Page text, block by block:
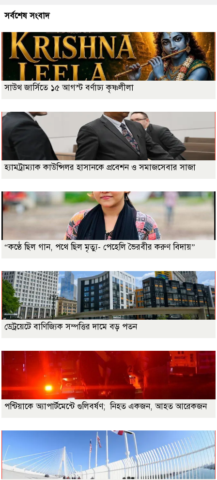
সর্বশেষ সংবাদ
সাউথ জার্সিতে ১৫ আগস্ট বর্ণাঢ্য কৃষ্ণলীলা
হ্যামট্রাম্যাক কাউন্সিলর হাসানকে প্রবেশন ও সমাজসেবার সাজা
“কণ্ঠে ছিল গান, পথে ছিল মৃত্যু- পেহেলি ভৈরবীর করুণ বিদায়”
ডেট্রয়েটে বাণিজ্যিক সম্পত্তির দামে বড় পতন
পন্টিয়াকে অ্যাপার্টমেন্টে গুলিবর্ষণ; নিহত একজন, আহত আরেকজন